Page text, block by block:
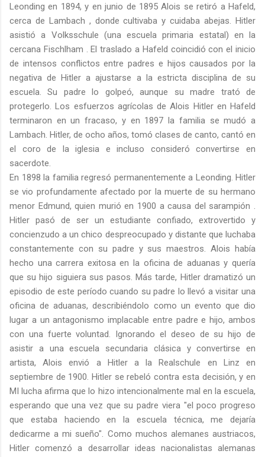
Leonding en 1894, y en junio de 1895 Alois se retiró a Hafeld,
cerca de Lambach , donde cultivaba y cuidaba abejas. Hitler
asistió a Volksschule (una escuela primaria estatal) en la
cercana Fischlham . El traslado a Hafeld coincidió con el inicio
de intensos conflictos entre padres e hijos causados ​​por la
negativa de Hitler a ajustarse a la estricta disciplina de su
escuela. Su padre lo golpeó, aunque su madre trató de
protegerlo. Los esfuerzos agrícolas de Alois Hitler en Hafeld
terminaron en un fracaso, y en 1897 la familia se mudó a
Lambach. Hitler, de ocho años, tomó clases de canto, cantó en
el coro de la iglesia e incluso consideró convertirse en
sacerdote.
En 1898 la familia regresó permanentemente a Leonding. Hitler
se vio profundamente afectado por la muerte de su hermano
menor Edmund, quien murió en 1900 a causa del sarampión .
Hitler pasó de ser un estudiante confiado, extrovertido y
concienzudo a un chico despreocupado y distante que luchaba
constantemente con su padre y sus maestros. Alois había
hecho una carrera exitosa en la oficina de aduanas y quería
que su hijo siguiera sus pasos. Más tarde, Hitler dramatizó un
episodio de este período cuando su padre lo llevó a visitar una
oficina de aduanas, describiéndolo como un evento que dio
lugar a un antagonismo implacable entre padre e hijo, ambos
con una fuerte voluntad. Ignorando el deseo de su hijo de
asistir a una escuela secundaria clásica y convertirse en
artista, Alois envió a Hitler a la Realschule en Linz en
septiembre de 1900. Hitler se rebeló contra esta decisión, y en
MI lucha afirma que lo hizo intencionalmente mal en la escuela,
esperando que una vez que su padre viera "el poco progreso
que estaba haciendo en la escuela técnica, me dejaría
dedicarme a mi sueño". Como muchos alemanes austriacos,
Hitler comenzó a desarrollar ideas nacionalistas alemanas